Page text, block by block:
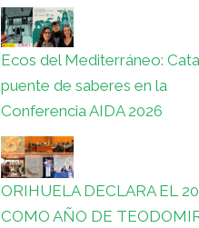
Ecos del Mediterráneo:
puente de saberes en la
Conferencia AIDA 2026
ORIHUELA DECLARA EL
COMO AÑO DE